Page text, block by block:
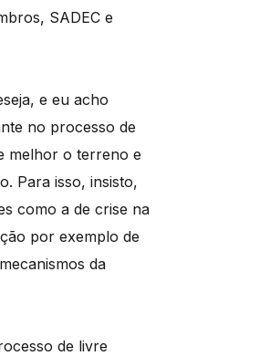
SADEC e
e eu acho
no processo de
melhor o terreno e
Para isso, insisto,
como a de crise na
por exemplo de
da
de livre